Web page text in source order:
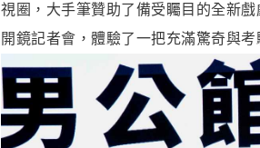
視圈，大手筆贊助了備受矚目的全新
開鏡記者會，體驗了一把充滿驚奇與考